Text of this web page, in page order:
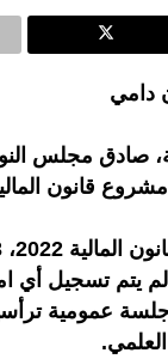
دامي
صادق مجلس
مشروع قانون
فيما لم يتم تسجيل
جلسة عمومية